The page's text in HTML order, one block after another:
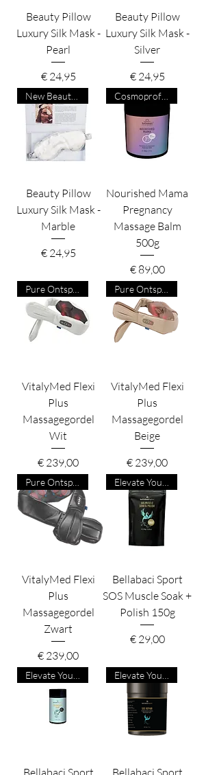
Beauty Pillow
Luxury Silk Mask -
Pearl
Prijs
€ 24,95
Beauty Pillow
Luxury Silk Mask -
Silver
Prijs
€ 24,95
Beauty Pillow
Luxury Silk Mask -
Marble
Prijs
€ 24,95
Nourished Mama
Pregnancy
Massage Balm
500g
Prijs
€ 89,00
VitalyMed Flexi
Plus
Massagegordel
Wit
Prijs
€ 239,00
VitalyMed Flexi
Plus
Massagegordel
Beige
Prijs
€ 239,00
VitalyMed Flexi
Plus
Massagegordel
Zwart
Prijs
€ 239,00
Bellabaci Sport
SOS Muscle Soak +
Polish 150g
Prijs
€ 29,00
Bellabaci Sport Bellabaci Sport